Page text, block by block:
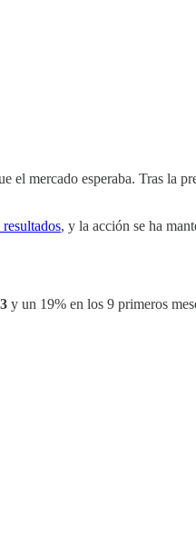
el mercado esperaba. Tras la
, y la acción se ha
y un 19% en los 9 primeros